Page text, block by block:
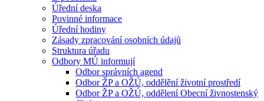
Úřední deska
Povinné informace
Úřední hodiny
Zásady zpracování osobních údajů
Struktura úřadu
Odbory MÚ informují
Odbor správních agend
Odbor ŽP a OŽÚ, oddělění životní prostředí
Odbor ŽP a OŽÚ, oddělení Obecní živnostenský